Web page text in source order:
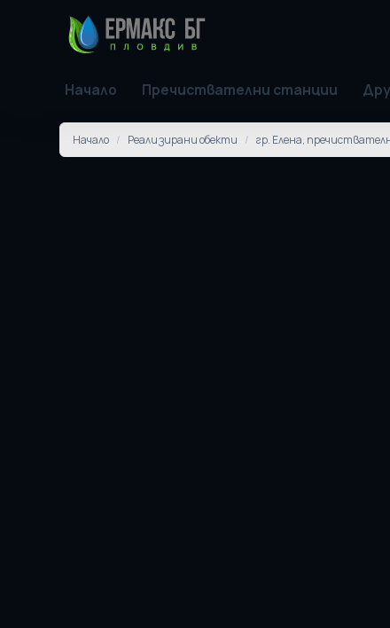
Начало Пречиствателни станции
Начало / Реализирани обекти / гр. Елена,